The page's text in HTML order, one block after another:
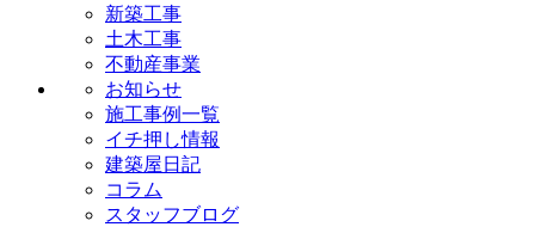
新築工事
土木工事
不動産事業
お知らせ
施工事例一覧
イチ押し情報
建築屋日記
コラム
スタッフブログ